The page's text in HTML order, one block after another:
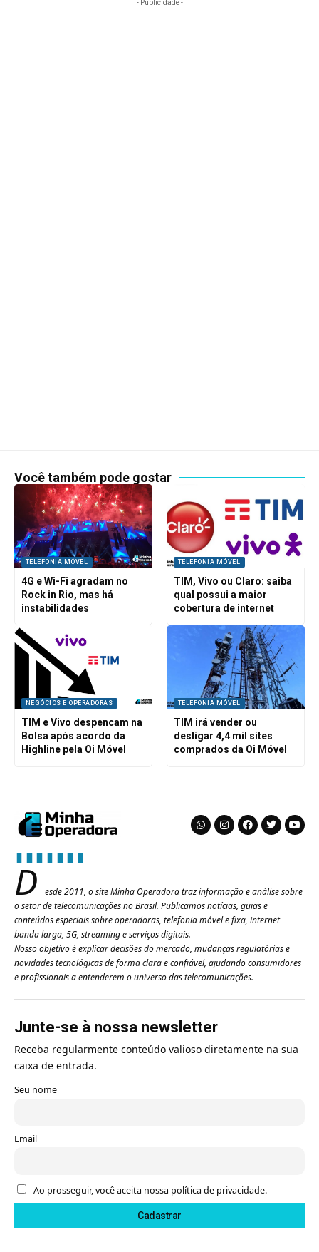
- Publicidade -
Você também pode gostar
TELEFONIA MÓVEL
4G e Wi-Fi agradam no
Rock in Rio, mas há
instabilidades
TELEFONIA MÓVEL
TIM, Vivo ou Claro: saiba
qual possui a maior
cobertura de internet
NEGÓCIOS E OPERADORAS
TIM e Vivo despencam na
Bolsa após acordo da
Highline pela Oi Móvel
TELEFONIA MÓVEL
TIM irá vender ou
desligar 4,4 mil sites
comprados da Oi Móvel
D
esde 2011, o site Minha Operadora traz informação e análise sobre
o setor de telecomunicações no Brasil. Publicamos notícias, guias e
conteúdos especiais sobre operadoras, telefonia móvel e fixa, internet
banda larga, 5G, streaming e serviços digitais.
Nosso objetivo é explicar decisões do mercado, mudanças regulatórias e
novidades tecnológicas de forma clara e confiável, ajudando consumidores
e profissionais a entenderem o universo das telecomunicações.
Junte-se à nossa newsletter
Receba regularmente conteúdo valioso diretamente na sua
caixa de entrada.
Seu nome
Email
Ao prosseguir, você aceita nossa política de privacidade.